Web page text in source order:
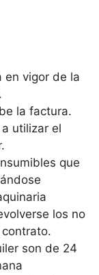
en vigor de la
la factura.
utilizar el
que
los no
son de 24